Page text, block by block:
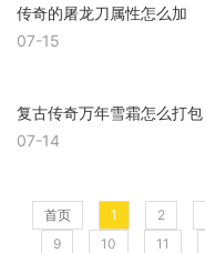
传奇的屠龙刀属性怎么加
07-15
复古传奇万年雪霜怎么打包
07-14
首页 1 2
9
10 11